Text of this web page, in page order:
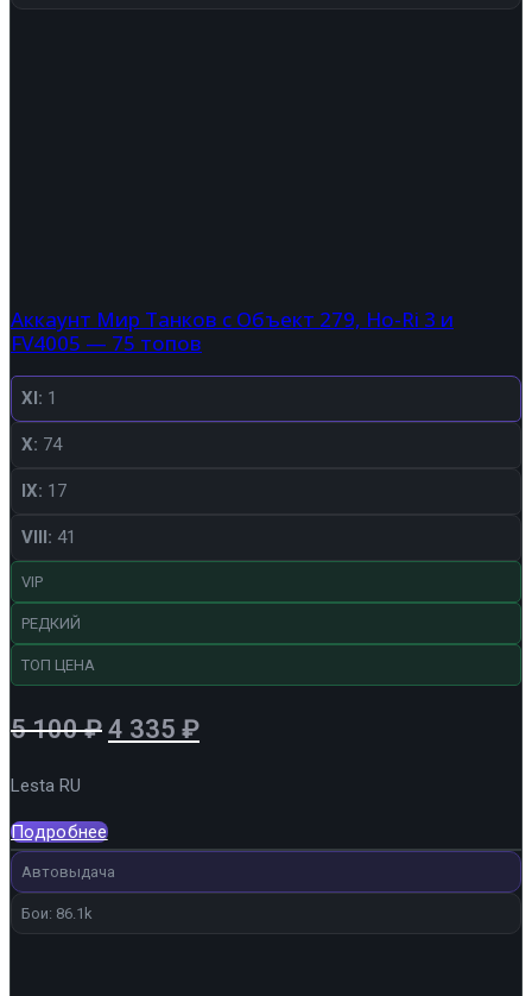
Аккаунт Мир Танков с Объект 279, Ho-Ri 3 и
FV4005 — 75 топов
XI: 1
X: 74
IX: 17
VIII: 41
VIP
РЕДКИЙ
ТОП ЦЕНА
5 100₽ Первоначальная
5
100 ₽.
4 335 ₽Текущая
Lesta RU
Подробнее
Автовыдача
Бои: 86.1k